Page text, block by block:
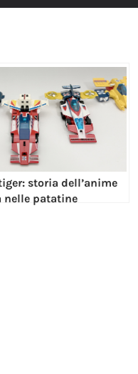
storia dell’anime
nelle patatine